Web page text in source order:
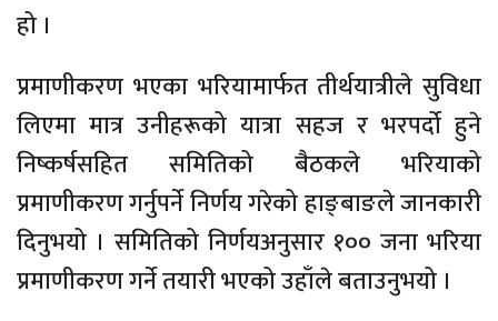
हो ।
प्रमाणीकरण भएका भरियामार्फत तीर्थयात्रीले सुविधा
लिएमा मात्र उनीहरूको यात्रा सहज र भरपर्दो हुने
निष्कर्षसहित समितिको बैठकले भरियाको
प्रमाणीकरण गर्नुपर्ने निर्णय गरेको हाङ्बाङले जानकारी
दिनुभयो । समितिको निर्णयअनुसार १०० जना भरिया
प्रमाणीकरण गर्ने तयारी भएको उहाँले बताउनुभयो ।